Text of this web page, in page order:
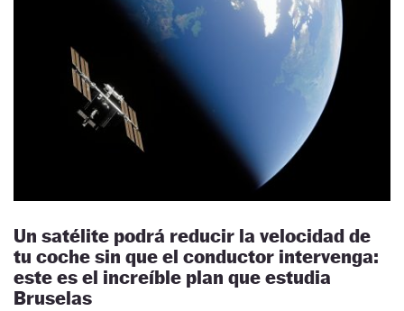
Un satélite podrá reducir la velocidad de
tu coche sin que el conductor intervenga:
este es el increíble plan que estudia
Bruselas